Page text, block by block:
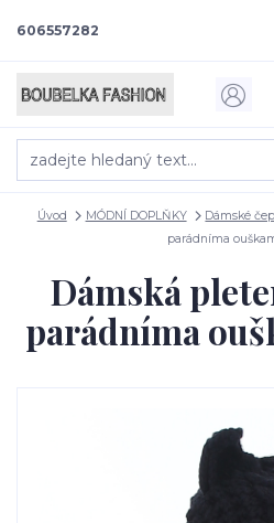
606557282
Úvod MÓDNÍ DOPLŇKY Dámské
parádníma
Dámská
parádníma